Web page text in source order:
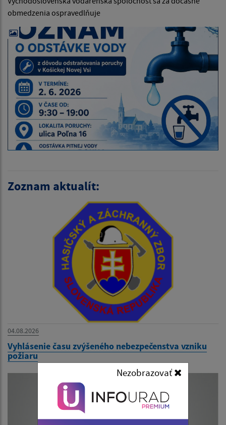
obmedzenia ospravedlňuje
Zoznam aktualít:
04.08.2026
Vyhlásenie času zvýšeného nebezpečenstva vzniku
požiaru
Nezobrazovať